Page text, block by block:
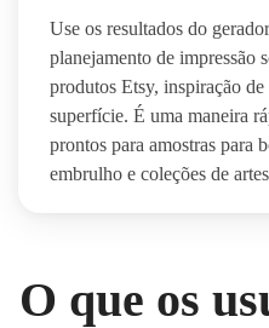
Use os resultados do
planejamento de impressão
produtos Etsy, inspiração
superfície. É uma maneira
prontos para amostras para
embrulho e coleções de
O que os